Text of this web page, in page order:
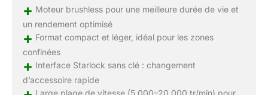
+ Moteur brushless pour une meilleure durée de vie et
un rendement optimisé
+ Format compact et léger, idéal pour les zones
confinées
+ Interface Starlock sans clé : changement
d’accessoire rapide
Large plage de vitesse (5 000–20 000 tr/min) pour